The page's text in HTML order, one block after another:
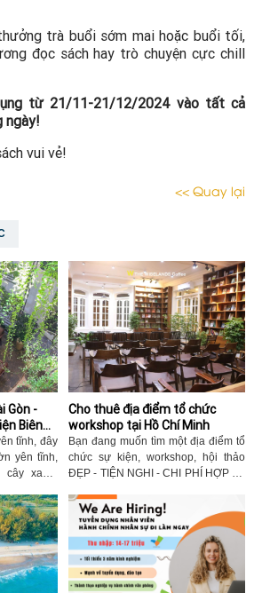
trà buổi sớm mai hoặc buổi tối,
đọc sách hay trò chuyện cực chill
từ 21/11-21/12/2024 vào tất cả
ngày!
vui vẻ!
<< Quay lại
Gòn -
Biên
tĩnh, đây
yên tĩnh,
xanh.
dành riêng
đọc miễn
hay và
lành.
Cho thuê địa điểm tổ chức
workshop tại Hồ Chí Minh
Bạn đang muốn tìm một địa điểm tổ
chức sự kiện, workshop, hội thảo
ĐẸP - TIỆN NGHI - CHI PHÍ HỢP LÝ
The Wiselands Coffee.